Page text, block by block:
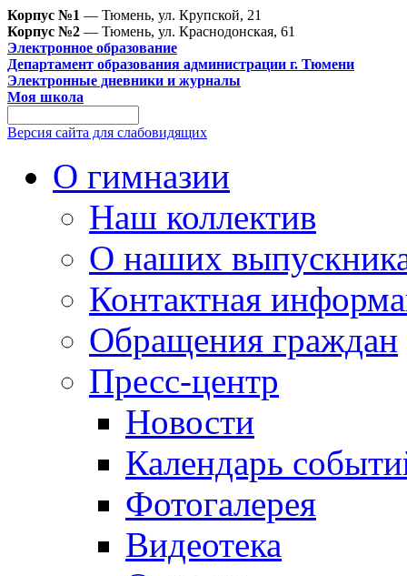
Корпус №1 — Тюмень, ул. Крупской, 21
Корпус №2 — Тюмень, ул. Краснодонская, 61
Электронное образование
Департамент образования администрации г. Тюмени
Электронные дневники и журналы
Моя школа
Версия сайта для слабовидящих
О гимназии
Наш коллектив
О наших
Контактная
Обращения граждан
Пресс-центр
Новости
Календарь
Фотогалерея
Видеотека